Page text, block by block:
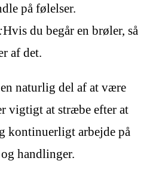
på følelser.
Hvis du begår en brøler, så
af det.
naturlig del af at være
vigtigt at stræbe efter at
kontinuerligt arbejde på
handlinger.